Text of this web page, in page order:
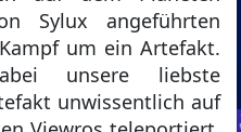
Sylux angeführten
um ein Artefakt.
unsere liebste
unwissentlich auf